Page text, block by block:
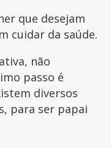
que desejam
cuidar da saúde.
não
passo é
diversos
para ser papai